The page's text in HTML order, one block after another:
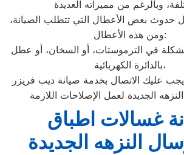
حدوث بعض الأعطال التي تتطلب الصيانة،
ومن هذه الأعطال:
مشكلة في الترموستات، أو السخان، أو عطل
بالدائرة الكهربائية،
عليك الاتصال بخدمة صيانة ديب فريزر
غسالات اطباق
النزهه الجديدة